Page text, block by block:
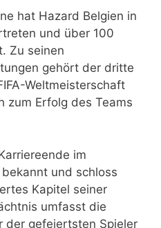
hat Hazard Belgien in
und über 100
Zu seinen
gehört der dritte
Weltmeisterschaft
zum Erfolg des Teams
im
und schloss
Kapitel seiner
umfasst die
der gefeiertsten Spieler